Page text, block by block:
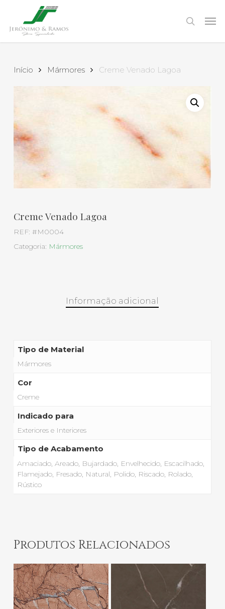
main
content
search
Início Mármores Creme Venado Lagoa
Creme Venado Lagoa
REF: #M0004
Categoria: Mármores
Informação adicional
Tipo de Material
Mármores
Cor
Creme
Indicado para
Exteriores e Interiores
Tipo de Acabamento
Amaciado, Areado, Bujardado, Envelhecido, Escacilhado,
Flamejado, Fresado, Natural, Polido, Riscado, Rolado,
Rústico
Produtos Relacionados